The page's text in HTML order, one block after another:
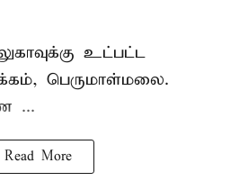
உட்பட்ட
பெருமாள்மலை.
...
Read More